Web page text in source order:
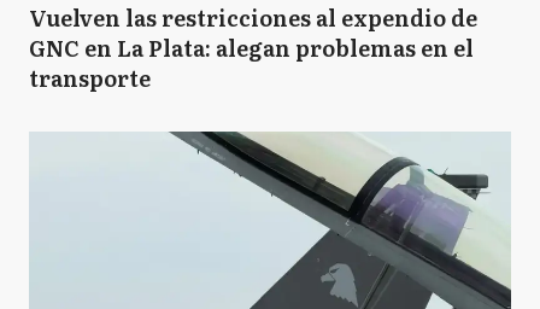
Vuelven las restricciones al expendio de
GNC en La Plata: alegan problemas en el
transporte